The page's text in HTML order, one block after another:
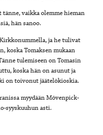
vaikka olemme hieman
hän sanoo.
ja he tulivat
koska Tomaksen mukaan
tulemiseen on Tomasin
koska hän on asunut ja
on toivonut jäätelökioskia.
myydään Mövenpick-
syyskuuhun asti.